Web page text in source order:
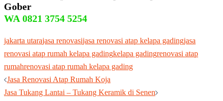
Gober
WA 0821 3754 5254
jakarta utarajasa renovasijasa renovasi atap kelapa gadingjasa
renovasi atap rumah kelapa gadingkelapa gadingrenovasi atap
rumahrenovasi atap rumah kelapa gading
Post
navigation
Jasa Renovasi Atap Rumah Koja
Jasa Tukang Lantai – Tukang Keramik di Senen